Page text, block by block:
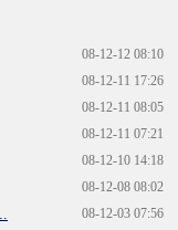
08-12-12 08:10
08-12-11 17:26
08-12-11 08:05
08-12-11 07:21
08-12-10 14:18
08-12-08 08:02
08-12-03 07:56